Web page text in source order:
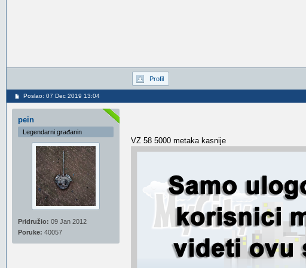
Profil
Poslao: 07 Dec 2019 13:04
pein
Legendarni građanin
Pridružio: 09 Jan 2012
Poruke: 40057
VZ 58 5000 metaka kasnije